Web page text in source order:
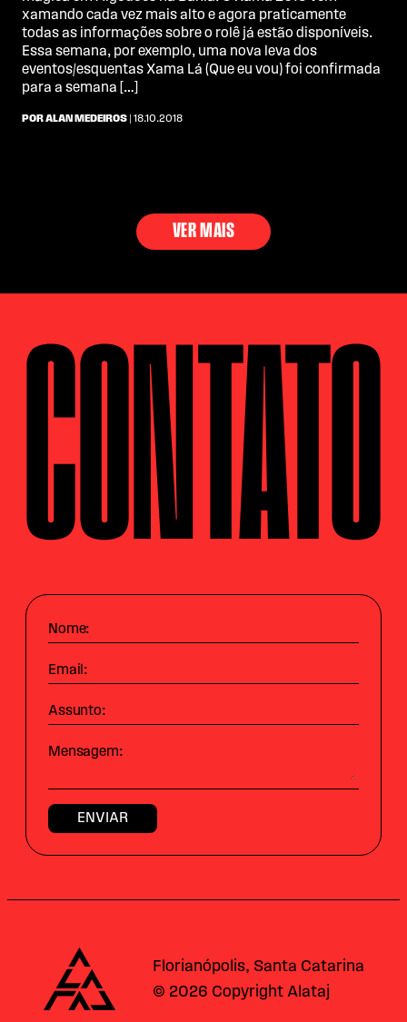
xamando cada vez mais alto e agora praticamente
todas as informações sobre o rolê já estão disponíveis.
Essa semana, por exemplo, uma nova leva dos
eventos/esquentas Xama Lá (Que eu vou) foi confirmada
para a semana […]
POR ALAN MEDEIROS | 18.10.2018
VER MAIS
CONTATO
Nome:
Email:
Assunto:
Mensagem:
Alataj
Florianópolis, Santa Catarina
© 2026 Copyright Alataj